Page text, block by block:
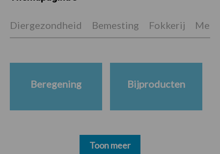
Diergezondheid Bemesting Fokkerij
Beregening Bijproducten
Toon meer